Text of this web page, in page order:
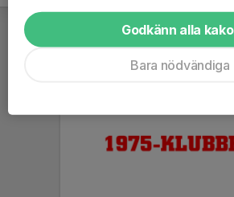
Godkänn alla
Bara nödvändiga